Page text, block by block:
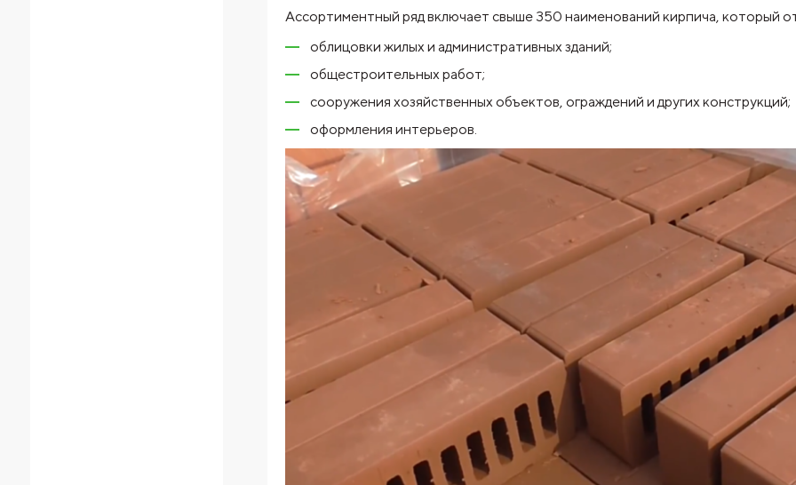
Ассортиментный ряд включает свыше 350 наименований кирпича, который
облицовки жилых и административных зданий;
общестроительных работ;
сооружения хозяйственных объектов, ограждений и других конструкций;
оформления интерьеров.